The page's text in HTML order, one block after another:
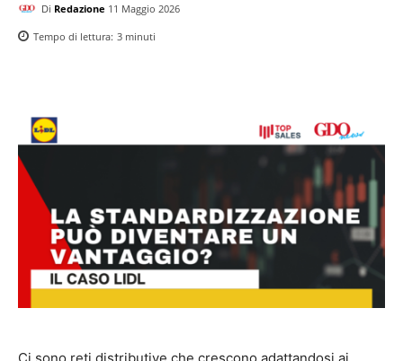
Di Redazione 11 Maggio 2026
Tempo di lettura: 3 minuti